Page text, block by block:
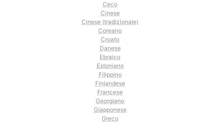
Ceco
Cinese
Cinese (tradizionale)
Coreano
Croato
Danese
Ebraico
Estoniano
Filippino
Finlandese
Francese
Georgiano
Giapponese
Greco